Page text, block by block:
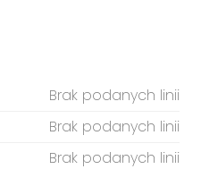
Brak podanych linii
Brak podanych linii
Brak podanych linii